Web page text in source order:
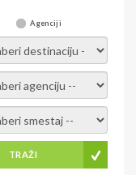
Agenciji
destinaciju -
agenciju -
smestaj -
TRAŽI